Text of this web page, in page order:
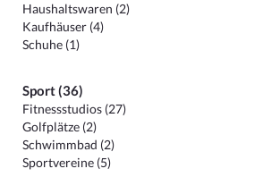
Haushaltswaren (2)
Kaufhäuser (4)
Schuhe (1)
Sport (36)
Fitnessstudios (27)
Golfplätze (2)
Schwimmbad (2)
Sportvereine (5)